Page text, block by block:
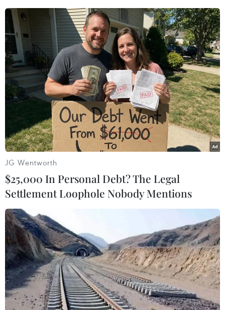
Trò chơi gây sốt Pokemon Go gây ra khá
nhiều vụ tai nạn hy hữu
10/07/2016 00:45
Kể từ khi ra mắt hôm 6/7, trò chơi Pokemon Go đã lập
tức tạo ra cơn sốt trên toàn cầu và mang tới không ít rắc
rối.
7 ngày thế giới công nghệ: Pokemon Go
khuấy động cộng đồng game
JG Wentworth
$25,000 In Personal Debt? The Legal
Settlement Loophole Nobody Mentions